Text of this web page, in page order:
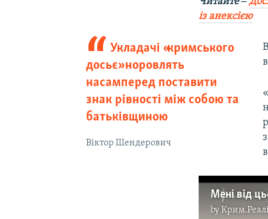
із анексією
Укладачі «кримського
досьє» норовлять
насамперед поставити
знак рівності між собою та
батьківщиною
Віктор Шендерович
by